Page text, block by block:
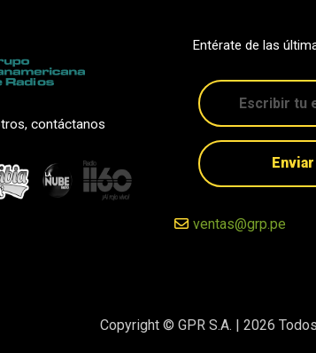
contáctanos
Entérate de las
Enviar
ventas@grp.pe
Copyright © GPR S.A. | 2026